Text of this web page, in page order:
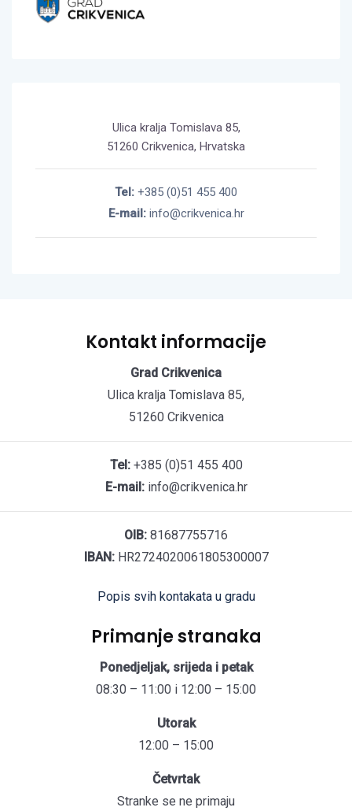
Ulica kralja Tomislava 85,
51260 Crikvenica, Hrvatska
Tel: +385 (0)51 455 400
E-mail:info@crikvenica.hr
Kontakt informacije
Grad Crikvenica
Ulica kralja Tomislava 85,
51260 Crikvenica
Tel:+385 (0)51 455 400
E-mail:info@crikvenica.hr
OIB: 81687755716
IBAN:HR2724020061805300007
Popis svih kontakata u gradu
Primanje stranaka
Ponedjeljak, srijeda i petak
08:30 – 11:00 i 12:00 – 15:00
Utorak
12:00 – 15:00
Četvrtak
Stranke se ne primaju